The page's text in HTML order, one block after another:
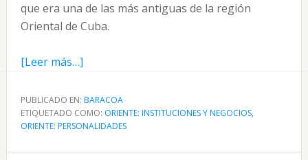
que era una de las más antiguas de la región
Oriental de Cuba.
[Leer más…]acerca
La
Baracoesa
fábrica
de
PUBLICADO EN: BARACOA
ETIQUETADO COMO: ORIENTE: INSTITUCIONES Y NEGOCIOS,
ORIENTE: PERSONALIDADES